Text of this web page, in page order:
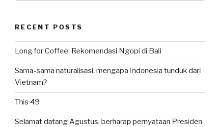
RECENT POSTS
Long for Coffee: Rekomendasi Ngopi di Bali
Sama-sama naturalisasi, mengapa Indonesia tunduk dari
Vietnam?
This 49
Selamat datang Agustus, berharap pernyataan Presiden